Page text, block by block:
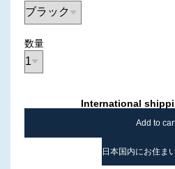
数量
International
Add to
日本国内にお住ま